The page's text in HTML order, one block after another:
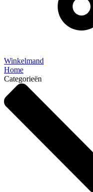
Winkelmand
Home
Categorieën